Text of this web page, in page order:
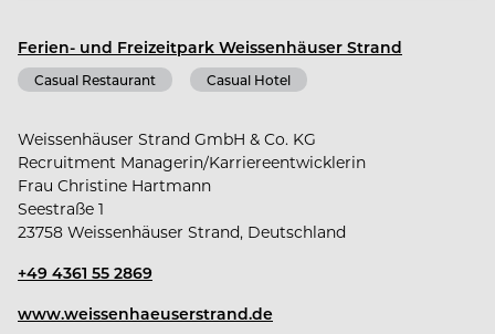
Ferien- und Freizeitpark Weissenhäuser Strand
Casual Restaurant Casual Hotel
Weissenhäuser Strand GmbH & Co. KG
Recruitment Managerin/Karriereentwicklerin
Frau Christine Hartmann
Seestraße 1
23758 Weissenhäuser Strand, Deutschland
+49 4361 55 2869
www.weissenhaeuserstrand.de